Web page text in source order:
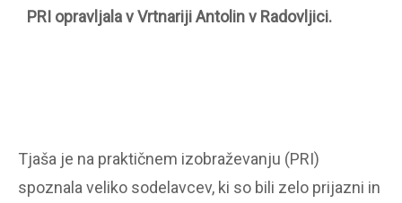
PRI opravljala v Vrtnariji Antolin v Radovljici.
Tjaša je na praktičnem izobraževanju (PRI)
spoznala veliko sodelavcev, ki so bili zelo prijazni in